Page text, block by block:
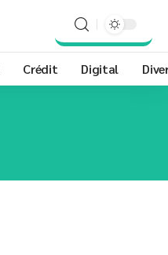
Crédit Digital